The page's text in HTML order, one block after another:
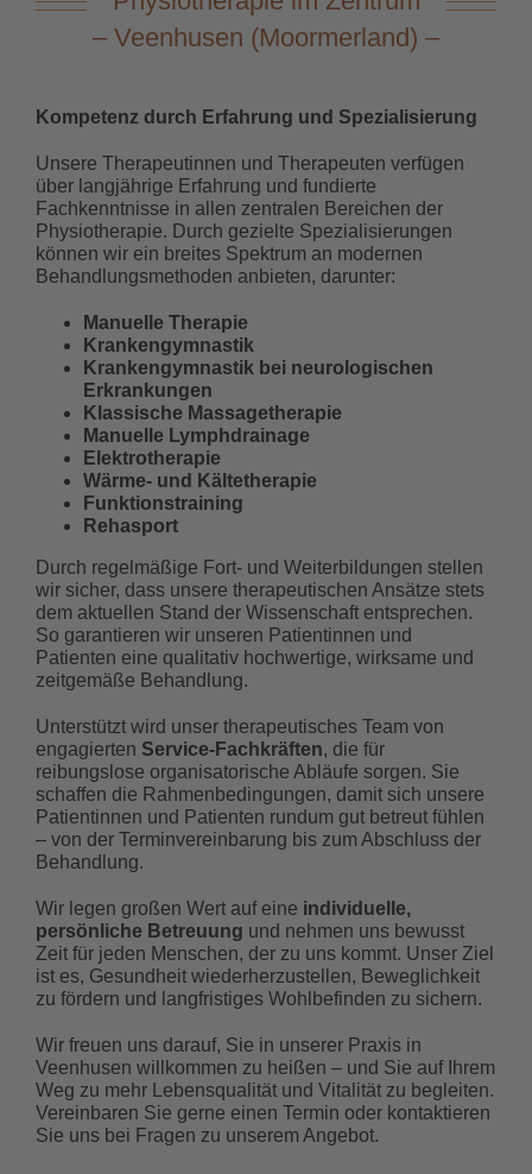
– Veenhusen (Moormerland) –
Kompetenz durch Erfahrung und Spezialisierung
Unsere Therapeutinnen und Therapeuten verfügen
über langjährige Erfahrung und fundierte
Fachkenntnisse in allen zentralen Bereichen der
Physiotherapie. Durch gezielte Spezialisierungen
können wir ein breites Spektrum an modernen
Behandlungsmethoden anbieten, darunter:
Manuelle Therapie
Krankengymnastik
Krankengymnastik bei neurologischen
Erkrankungen
Klassische Massagetherapie
Manuelle Lymphdrainage
Elektrotherapie
Wärme- und Kältetherapie
Funktionstraining
Rehasport
Durch regelmäßige Fort- und Weiterbildungen stellen
wir sicher, dass unsere therapeutischen Ansätze stets
dem aktuellen Stand der Wissenschaft entsprechen.
So garantieren wir unseren Patientinnen und
Patienten eine qualitativ hochwertige, wirksame und
zeitgemäße Behandlung.
Unterstützt wird unser therapeutisches Team von
engagierten Service-Fachkräften, die für
reibungslose organisatorische Abläufe sorgen. Sie
schaffen die Rahmenbedingungen, damit sich unsere
Patientinnen und Patienten rundum gut betreut fühlen
– von der Terminvereinbarung bis zum Abschluss der
Behandlung.
Wir legen großen Wert auf eine individuelle,
persönliche Betreuung und nehmen uns bewusst
Zeit für jeden Menschen, der zu uns kommt. Unser Ziel
ist es, Gesundheit wiederherzustellen, Beweglichkeit
zu fördern und langfristiges Wohlbefinden zu sichern.
Wir freuen uns darauf, Sie in unserer Praxis in
Veenhusen willkommen zu heißen – und Sie auf Ihrem
Weg zu mehr Lebensqualität und Vitalität zu begleiten.
Vereinbaren Sie gerne einen Termin oder kontaktieren
Sie uns bei Fragen zu unserem Angebot.